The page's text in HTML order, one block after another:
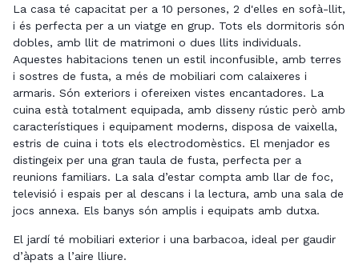
La casa té capacitat per a 10 persones, 2 d'elles en sofà-llit,
i és perfecta per a un viatge en grup. Tots els dormitoris són
dobles, amb llit de matrimoni o dues llits individuals.
Aquestes habitacions tenen un estil inconfusible, amb terres
i sostres de fusta, a més de mobiliari com calaixeres i
armaris. Són exteriors i ofereixen vistes encantadores. La
cuina està totalment equipada, amb disseny rústic però amb
característiques i equipament moderns, disposa de vaixella,
estris de cuina i tots els electrodomèstics. El menjador es
distingeix per una gran taula de fusta, perfecta per a
reunions familiars. La sala d’estar compta amb llar de foc,
televisió i espais per al descans i la lectura, amb una sala de
jocs annexa. Els banys són amplis i equipats amb dutxa.
El jardí té mobiliari exterior i una barbacoa, ideal per gaudir
d’àpats a l’aire lliure.